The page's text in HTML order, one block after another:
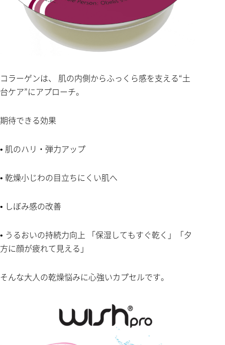
コラーゲンは、 肌の内側からふっくら感を支える“土
台ケア”にアプローチ。
期待できる効果
• 肌のハリ・弾力アップ
• 乾燥小じわの目立ちにくい肌へ
• しぼみ感の改善
• うるおいの持続力向上 「保湿してもすぐ乾く」「夕
方に顔が疲れて見える」
そんな大人の乾燥悩みに心強いカプセルです。